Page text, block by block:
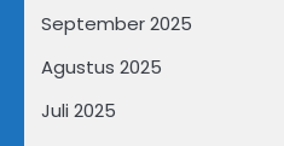
September 2025
Agustus 2025
Juli 2025